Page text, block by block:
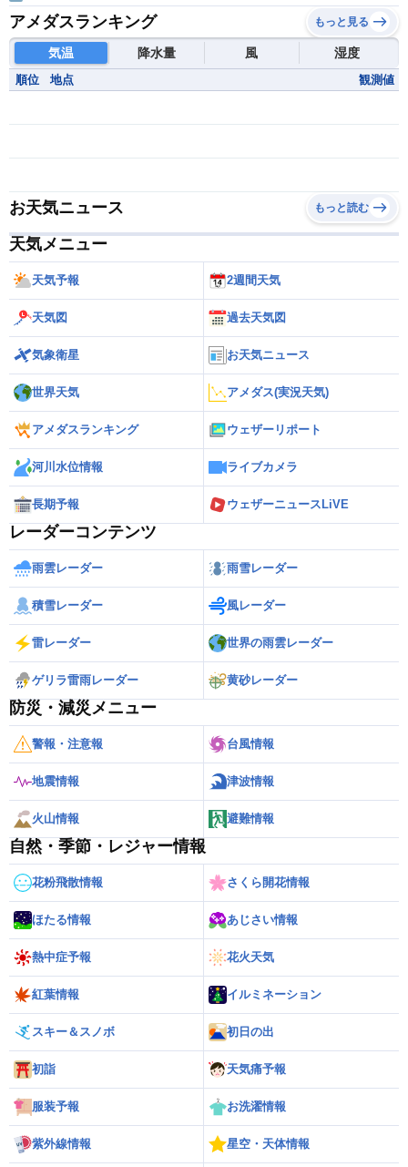
アメダスランキング もっと見る
気温 降水量 風 湿度
順位 地点 観測値
お天気ニュース もっと読む
天気メニュー
天気予報 2週間天気
天気図 過去天気図
気象衛星 お天気ニュース
世界天気 アメダス(実況天気)
アメダスランキング ウェザーリポート
河川水位情報 ライブカメラ
長期予報 ウェザーニュースLiVE
レーダーコンテンツ
雨雲レーダー 雨雪レーダー
積雪レーダー 風レーダー
雷レーダー 世界の雨雲レーダー
ゲリラ雷雨レーダー 黄砂レーダー
防災・減災メニュー
警報・注意報 台風情報
地震情報 津波情報
火山情報 避難情報
自然・季節・レジャー情報
花粉飛散情報 さくら開花情報
ほたる情報 あじさい情報
熱中症予報 花火天気
紅葉情報 イルミネーション
スキー＆スノボ 初日の出
初詣 天気痛予報
服装予報 お洗濯情報
紫外線情報 星空・天体情報